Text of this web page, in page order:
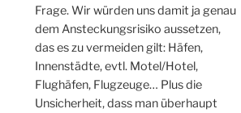
Frage. Wir würden uns damit ja genau
dem Ansteckungsrisiko aussetzen,
das es zu vermeiden gilt: Häfen,
Innenstädte, evtl. Motel/Hotel,
Flughäfen, Flugzeuge… Plus die
Unsicherheit, dass man überhaupt